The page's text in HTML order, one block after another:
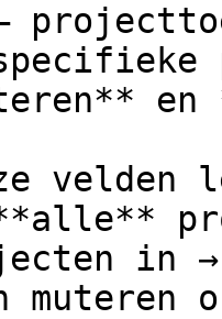
velden
in →
muteren